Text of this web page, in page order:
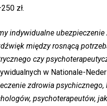
zł.
indywidualne
między rosnącą
czy
w Nationale-
zdrowia
psychoterapeutów,